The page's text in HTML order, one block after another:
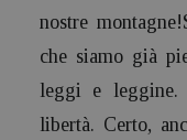
nostre montagne!
che siamo già
leggi e
libertà. Certo,